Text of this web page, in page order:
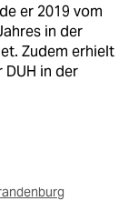
er 2019 vom
in der
Zudem erhielt
in der